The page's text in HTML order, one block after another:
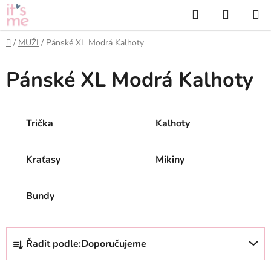
Přejít
na
obsah
Hledat
KOŠÍK
Domů
/ MUŽI / Pánské XL Modrá Kalhoty
Pánské XL Modrá Kalhoty
Trička Kalhoty
Kraťasy Mikiny
Bundy
Ř
z
Řadit podle:Doporučujeme